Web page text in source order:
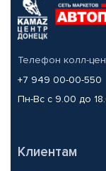
Телефон колл-
+7 949 00-00-550
Пн-Вс с 9.00 до
Клиентам